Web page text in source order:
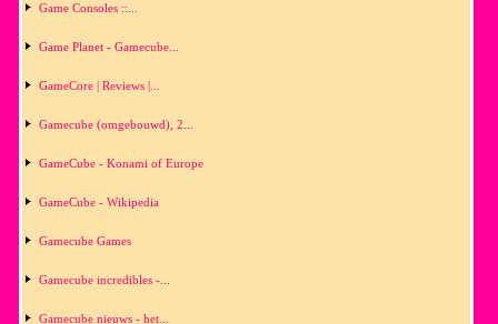
Game Consoles ::...
Game Planet - Gamecube...
GameCore | Reviews |...
Gamecube (omgebouwd), 2...
GameCube - Konami of Europe
GameCube - Wikipedia
Gamecube Games
Gamecube incredibles -...
Gamecube nieuws - het...